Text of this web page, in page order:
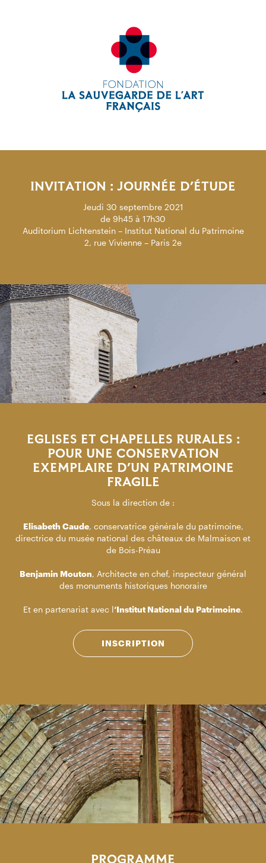
INVITATION : JOURNÉE D’ÉTUDE
Jeudi 30 septembre 2021
de 9h45 à 17h30
Auditorium Lichtenstein – Institut National du Patrimoine
2, rue Vivienne – Paris 2e
EGLISES ET CHAPELLES RURALES :
POUR UNE CONSERVATION
EXEMPLAIRE D’UN PATRIMOINE
FRAGILE
Sous la direction de :
Elisabeth Caude, conservatrice générale du patrimoine,
directrice du musée national des châteaux de Malmaison et
de Bois-Préau
Benjamin Mouton, Architecte en chef, inspecteur général
des monuments historiques honoraire
Et en partenariat avec l‘Institut National du Patrimoine.
INSCRIPTION
PROGRAMME